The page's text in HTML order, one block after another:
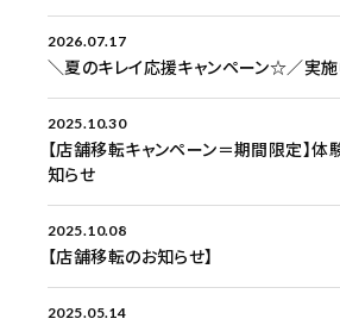
2026.07.17
＼夏のキレイ応援キャンペーン☆／実施
2025.10.30
【店舗移転キャンペーン＝期間限定】
知らせ
2025.10.08
【店舗移転のお知らせ】
2025.05.14